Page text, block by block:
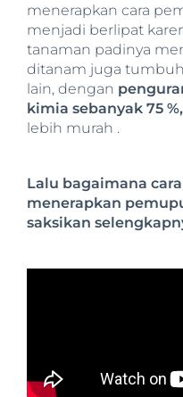
menerapkan cara
menjadi berlipat
tanaman padinya
ditanam juga
lain, dengan
kimia sebanyak 75 %,
lebih murah .
Lalu bagaimana
menerapkan
saksikan